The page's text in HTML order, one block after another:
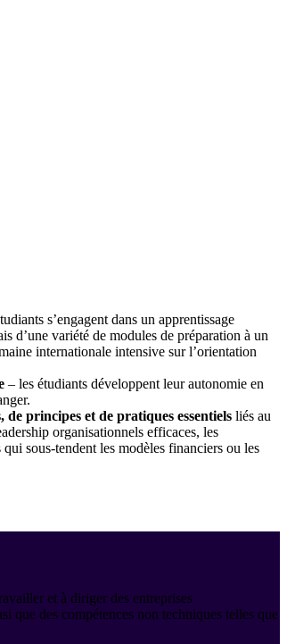
s’engagent dans un apprentissage
d’une variété de modules de préparation à un
internationale intensive sur l’orientation
– les étudiants développent leur autonomie en
de principes et de pratiques essentiels liés au
organisationnels efficaces, les
sous-tendent les modèles financiers ou les
et à diriger des entreprises
que des compétences non techniques telles que